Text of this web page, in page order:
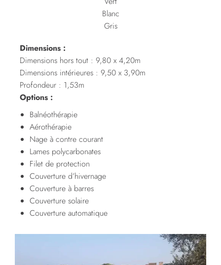
Blanc
Gris
Dimensions :
Dimensions hors tout : 9,80 x 4,20m
Dimensions intérieures : 9,50 x 3,90m
Profondeur : 1,53m
Options :
Balnéothérapie
Aérothérapie
Nage à contre courant
Lames polycarbonates
Filet de protection
Couverture d’hivernage
Couverture à barres
Couverture solaire
Couverture automatique